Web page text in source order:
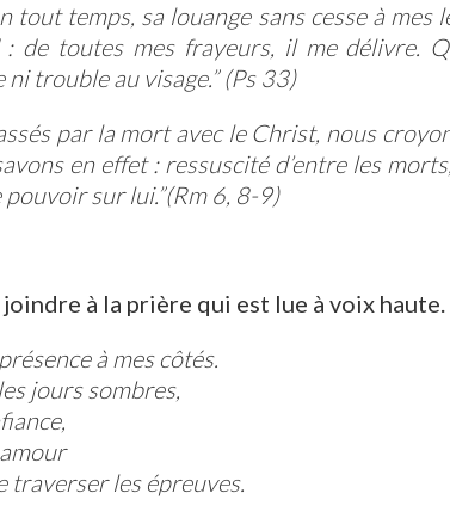
tout temps, sa louange sans cesse à mes
: de toutes mes frayeurs, il me délivre.
trouble au visage.” (Ps 33)
par la mort avec le Christ, nous
en effet : ressuscité d’entre les
pouvoir sur lui.”(Rm 6, 8-9)
à la prière qui est lue à voix haute.
à mes côtés.
jours sombres,
traverser les épreuves.